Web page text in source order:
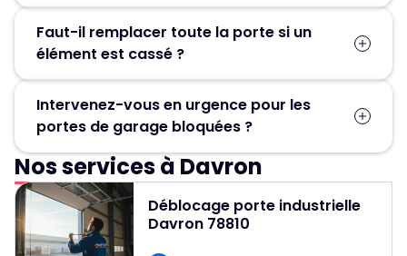
Faut-il remplacer toute la porte si un
élément est cassé ?
les pièces défectueuses (ressort, moteur,
câbles, rails) sont remplacées, ce qui permet
d’éviter un changement complet de la porte.
Intervenez-vous en urgence pour les
portes de garage bloquées ?
Oui, un service d’urgence est disponible
24h/24 et 7j/7 pour débloquer et réparer
rapidement les portes de garage.
Nos services à Davron
Déblocage porte industrielle
Davron 78810